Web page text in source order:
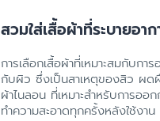
สวมใส่เสื้อผ้าที่ระบายอา
การเลือกเสื้อผ้าที่เหมาะสมกับก
กับผิว ซึ่งเป็นสาเหตุของสิว ผดผื่
ผ้าไนลอน ที่เหมาะสำหรับการอ
ทำความสะอาดทุกครั้งหลังใช้งาน